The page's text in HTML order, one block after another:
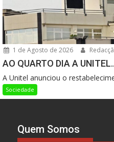
1 de Agosto de 2026
AO QUARTO DIA A
A Unitel anunciou o
Sociedade
Quem Somos